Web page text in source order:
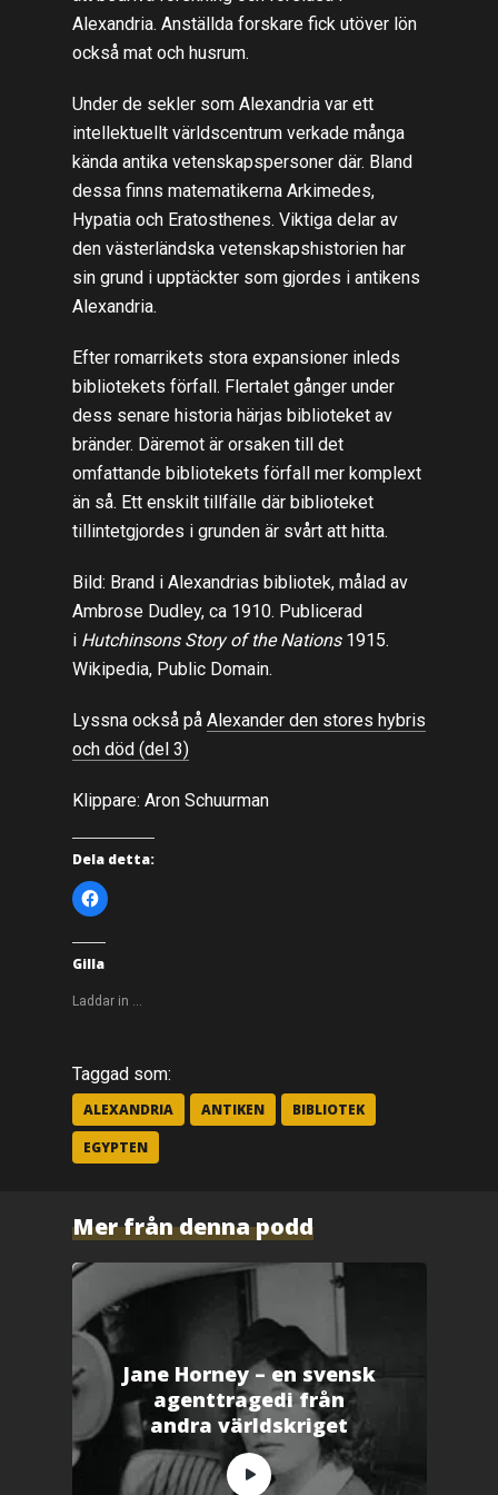
Alexandria. Anställda forskare fick utöver lön
också mat och husrum.
Under de sekler som Alexandria var ett
intellektuellt världscentrum verkade många
kända antika vetenskapspersoner där. Bland
dessa finns matematikerna Arkimedes,
Hypatia och Eratosthenes. Viktiga delar av
den västerländska vetenskapshistorien har
sin grund i upptäckter som gjordes i antikens
Alexandria.
Efter romarrikets stora expansioner inleds
bibliotekets förfall. Flertalet gånger under
dess senare historia härjas biblioteket av
bränder. Däremot är orsaken till det
omfattande bibliotekets förfall mer komplext
än så. Ett enskilt tillfälle där biblioteket
tillintetgjordes i grunden är svårt att hitta.
Bild: Brand i Alexandrias bibliotek, målad av
Ambrose Dudley, ca 1910. Publicerad
i Hutchinsons Story of the Nations1915.
Wikipedia, Public Domain.
Lyssna också på Alexander den stores hybris
och död (del 3)
Klippare: Aron Schuurman
Dela detta:
K
l
k
a
f
r
e
l
a
p
å
F
a
c
k
(
p
a
s
i
e
t
t
t
Gilla
Laddar in …
Taggad som:
ALEXANDRIA ANTIKEN
BIBLIOTEK
EGYPTEN
Mer från denna podd
Jane Horney – en svensk
agenttragedi från
andra världskriget